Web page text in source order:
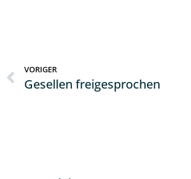
VORIGER
Gesellen freigesprochen